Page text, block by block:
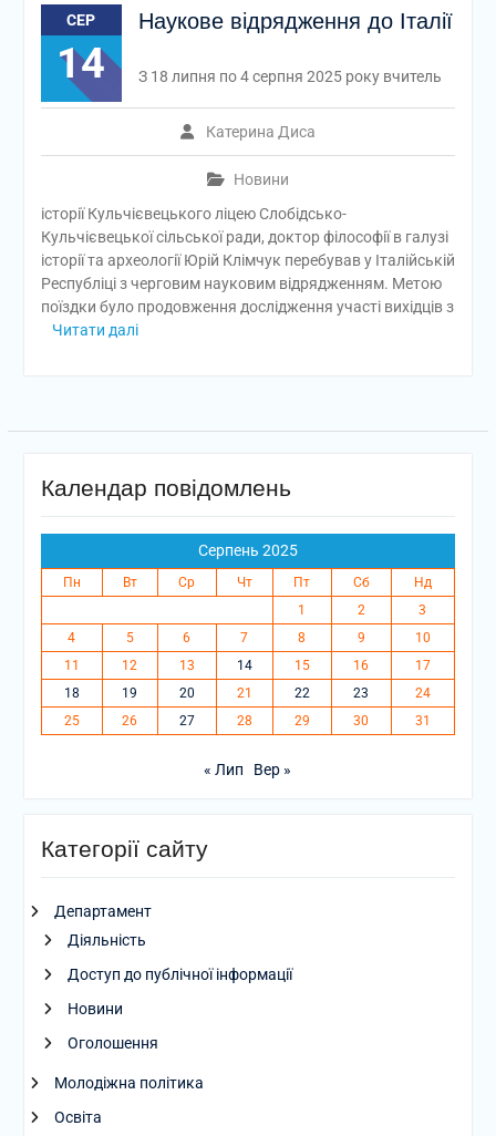
СЕР
14
Наукове відрядження до Італії
Катерина Диса
Новини
З 18 липня по 4 серпня 2025 року вчитель
історії Кульчієвецького ліцею Слобідсько-
Кульчієвецької сільської ради, доктор філософії в галузі
історії та археології Юрій Клімчук перебував у Італійській
Республіці з черговим науковим відрядженням. Метою
поїздки було продовження дослідження участі вихідців з
Читати далі
Календар повідомлень
Серпень 2025
Пн Вт Ср Чт Пт Сб
Нд
1
2
3
4
5 6 7 8 9
10
11
12 13 14 15 16
17
18
19 20 21 22 23
24
25
26 27 28 29 30 31
« Лип Вер »
Категорії сайту
Департамент
Діяльність
Доступ до публічної інформації
Новини
Оголошення
Молодіжна політика
Освіта